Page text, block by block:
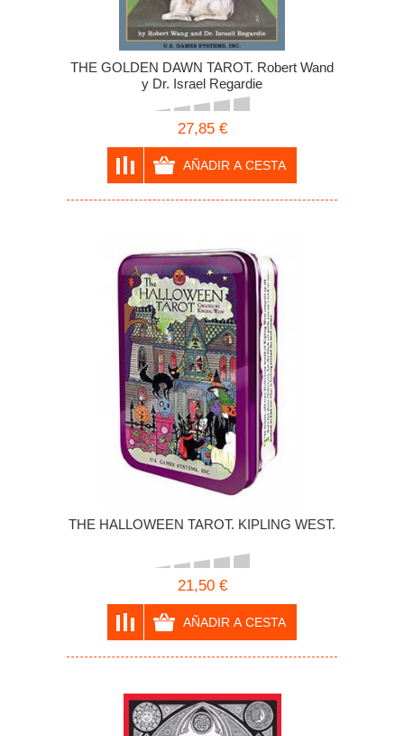
THE GOLDEN DAWN TAROT. Robert Wand
y Dr. Israel Regardie
27,85 €
THE HALLOWEEN TAROT. KIPLING WEST.
21,50 €